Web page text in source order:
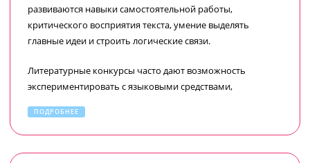
развиваются навыки самостоятельной работы,
критического восприятия текста, умение выделять
главные идеи и строить логические связи.
Литературные конкурсы часто дают возможность
экспериментировать с языковыми средствами,
выразительность и оригинальность.
ПОДРОБНЕЕ